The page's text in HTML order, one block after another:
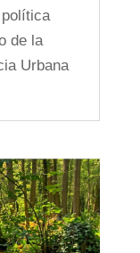
de la
Urbana